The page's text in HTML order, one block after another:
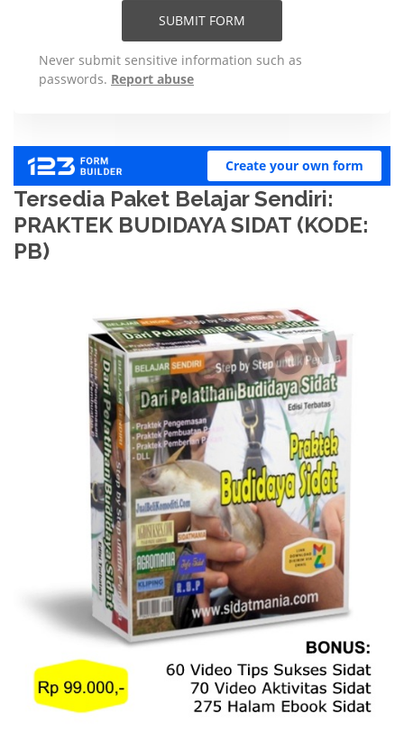
Tersedia Paket Belajar Sendiri:
PRAKTEK BUDIDAYA SIDAT (KODE:
PB)